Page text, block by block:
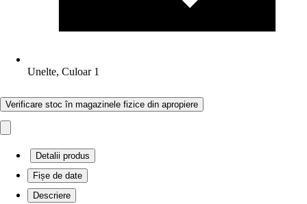
Unelte, Culoar 1
Verificare stoc în magazinele fizice din apropiere
Detalii produs
Fișe de date
Descriere